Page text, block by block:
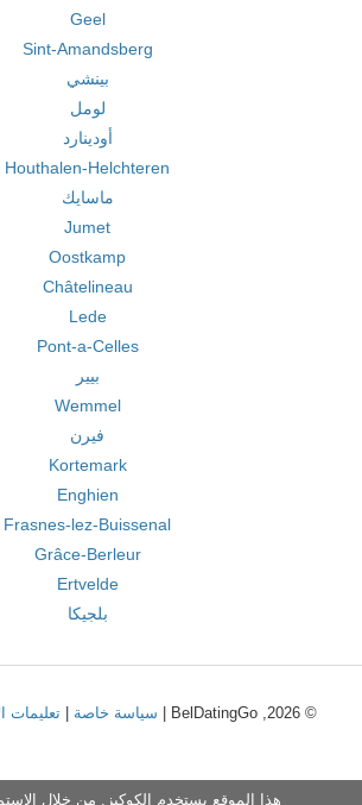
Geel
Sint-Amandsberg
بينشي
لومل
أودينارد
Houthalen-Helchteren
ماسايك
Jumet
Oostkamp
Châtelineau
Lede
Pont-a-Celles
بيير
Wemmel
فيرن
Kortemark
Enghien
Frasnes-lez-Buissenal
Grâce-Berleur
Ertvelde
بلجيكا
© 2026, BelDatingGo | سياسة خاصة |تعليمات
هذا الموقع يستخدم الكوكيز. من خلال